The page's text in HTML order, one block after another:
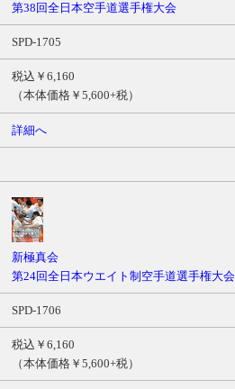
品
号
第38回全日本空手道選手権大会
SPD-1705
税込￥6,160
（本体価格￥5,600+税）
詳細へ
新極真会
第24回全日本ウエイト制空手道選手権大会
SPD-1706
税込￥6,160
（本体価格￥5,600+税）